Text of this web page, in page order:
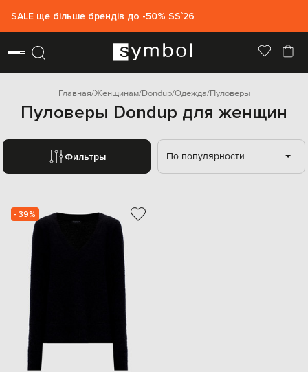
SALE ще більше брендів до -50% SS`26
Главная Женщинам Dondup Одежда Пуловеры
Пуловеры Dondup для женщин
Фильтры По популярности
- 39%